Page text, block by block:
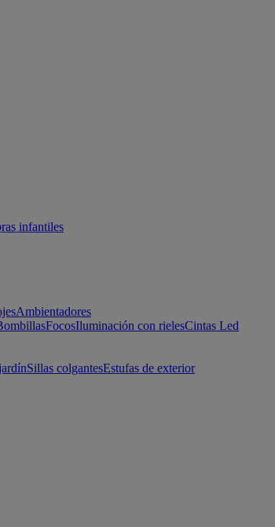
infantiles
Ambientadores
FocosIluminación con rielesCintas Led
Sillas colgantesEstufas de exterior